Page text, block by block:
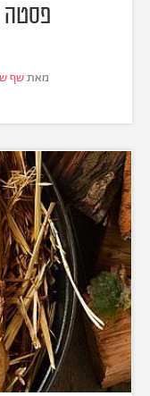
פסטה
מאתשף